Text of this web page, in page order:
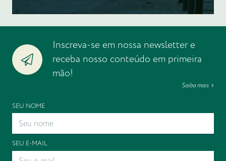
Inscreva-se em nossa newsletter e
receba nosso conteúdo em primeira
mão!
Saiba mais
SEU NOME
SEU E-MAIL